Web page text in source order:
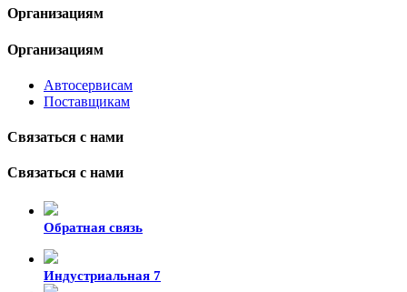
Организациям
Организациям
Автосервисам
Поставщикам
Связаться с нами
Связаться с нами
Обратная связь
Индустриальная 7